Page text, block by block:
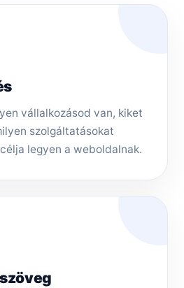
vállalkozásod van, kiket
szolgáltatásokat
legyen a weboldalnak.